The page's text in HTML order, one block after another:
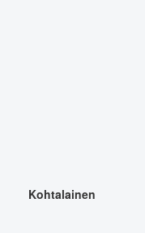
Kohtalainen